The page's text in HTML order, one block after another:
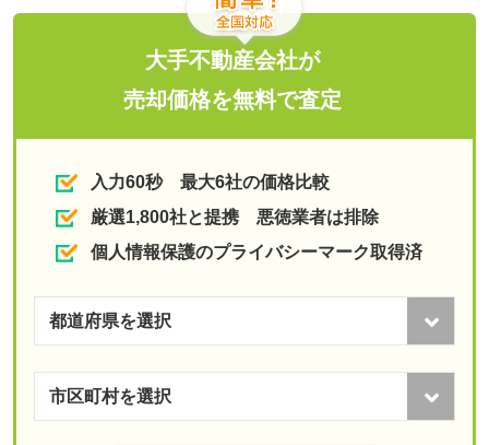
大手不動産会社が
売却価格を無料で査定
入力60秒 最大6社の価格比較
厳選1,800社と提携 悪徳業者は排除
個人情報保護のプライバシーマーク取得済